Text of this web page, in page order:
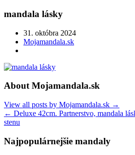
mandala lásky
31. októbra 2024
Mojamandala.sk
About Mojamandala.sk
View all posts by Mojamandala.sk →
← Deluxe 42cm. Partnerstvo, mandala
stenu
Najpopulárnejšie mandaly